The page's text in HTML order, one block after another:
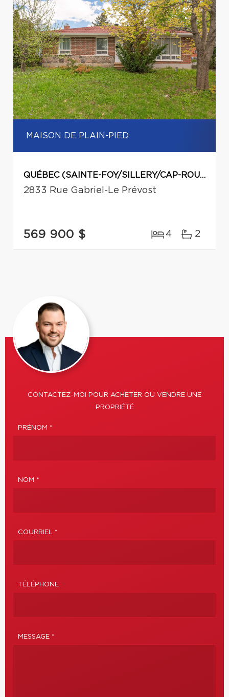
MAISON DE PLAIN-PIED
QUÉBEC (SAINTE-FOY/SILLERY/CAP-ROUGE)
2833 Rue Gabriel-Le Prévost
569 900 $ 4 2
CONTACTEZ-MOI POUR ACHETER OU VENDRE UNE
PROPRIÉTÉ
PRÉNOM *
NOM *
COURRIEL *
TÉLÉPHONE
MESSAGE *